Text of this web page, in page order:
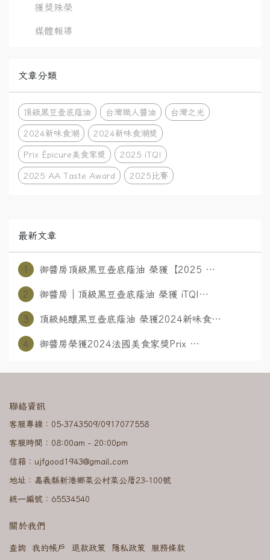
獲獎殊榮
媒體報導
文章分類
頂級黑豆壺底蔭油 台灣職人醬油
台灣之光
2024新味食潮
2024新味食潮獎
Prix Épicure美食家獎
2025 iTQI
2025 AA Taste Award
2025比賽
最新文章
1
御醬房頂級黑豆壺底蔭油 榮獲【2025 ⋯
2
御醬房｜頂級黑豆壺底蔭油 榮獲 iTQI⋯
3
頂級純釀黑豆壺底蔭油 榮獲2024新味食⋯
4
御醬房榮獲2024法國美食家獎Prix ⋯
聯絡資訊
客服專線：05-3743509/0917077558
客服時間：08:00am - 20:00pm
信箱：ujfgood1943@gmail.com
地址：嘉義縣新港鄉菜公村菜公厝23-100號
統一編號：65534540
關於我們
查詢 我的帳戶 退款政策 隱私政策 服務條款